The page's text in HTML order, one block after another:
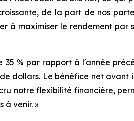
de la part de nos
à maximiser le rendement
% par rapport à l'année
dollars. Le bénéfice net
notre flexibilité financière,
à venir. »